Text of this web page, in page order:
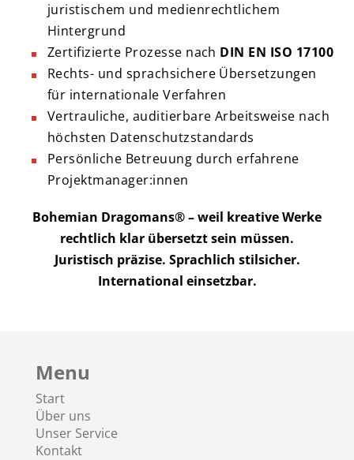
juristischem und medienrechtlichem
Hintergrund
Zertifizierte Prozesse nach DIN EN ISO 17100
Rechts- und sprachsichere Übersetzungen
für internationale Verfahren
Vertrauliche, auditierbare Arbeitsweise nach
höchsten Datenschutzstandards
Persönliche Betreuung durch erfahrene
Projektmanager:innen
Bohemian Dragomans® – weil kreative Werke
rechtlich klar übersetzt sein müssen.
Juristisch präzise. Sprachlich stilsicher.
International einsetzbar.
Menu
Start
Über uns
Unser Service
Kontakt